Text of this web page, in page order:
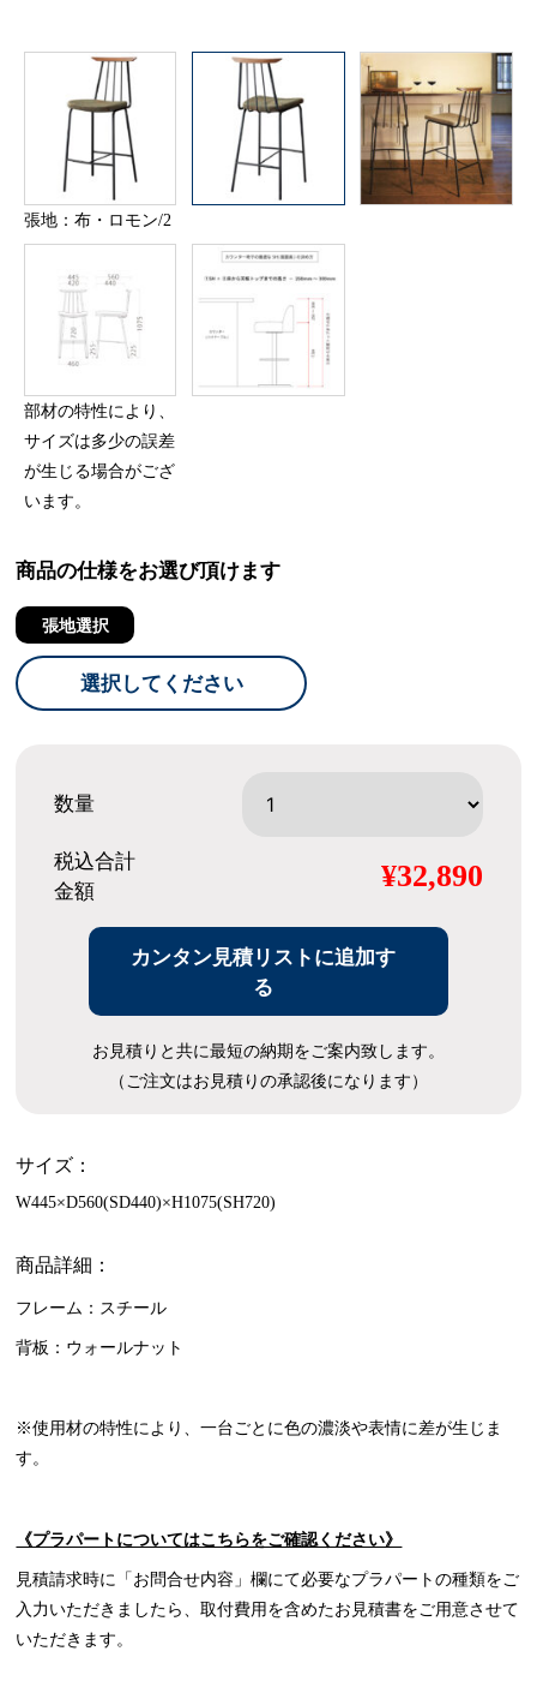
張地：布・ロモン/2
部材の特性により、
サイズは多少の誤差
が生じる場合がござ
います。
商品の仕様をお選び頂けます
張地選択
選択してください
数量
税込合計
金額
¥32,890
カンタン見積リストに追加す
る
お見積りと共に最短の納期をご案内致します。
（ご注文はお見積りの承認後になります）
サイズ：
W445×D560(SD440)×H1075(SH720)
商品詳細：
フレーム：スチール
背板：ウォールナット
※使用材の特性により、一台ごとに色の濃淡や表情に差が生じま
す。
《プラパートについてはこちらをご確認ください》
見積請求時に「お問合せ内容」欄にて必要なプラパートの種類をご
入力いただきましたら、取付費用を含めたお見積書をご用意させて
いただきます。